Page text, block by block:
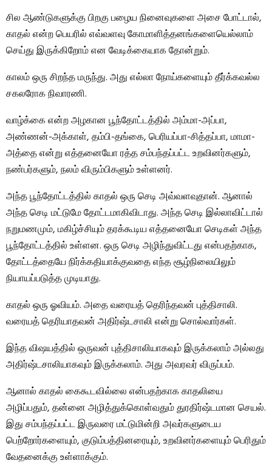
சில ஆண்டுகளுக்கு பிறகு பழைய நினைவுகளை அசை போட்டால்,
காதல் என்ற பெயரில் எவ்வளவு கோமாளித்தனங்களையெல்லாம்
செய்து இருக்கிறோம் என வேடிக்கையாக தோன்றும்.
காலம் ஒரு சிறந்த மருந்து. அது எல்லா நோய்களையும் தீர்க்கவல்ல
சகலரோக நிவாரணி.
வாழ்க்கை என்ற அழகான பூந்தோட்டத்தில் அம்மா-அப்பா,
அண்ணன்-அக்காள், தம்பி-தங்கை, பெரியப்பா-சித்தப்பா, மாமா-
அத்தை என்று எத்தனையோ ரத்த சம்பந்தப்பட்ட உறவினர்களும்,
நண்பர்களும், நலம் விரும்பிகளும் உள்ளனர்.
அந்த பூந்தோட்டத்தில் காதல் ஒரு செடி அவ்வளவுதான். ஆனால்
அந்த செடி மட்டுமே தோட்டமாகிவிடாது. அந்த செடி இல்லாவிட்டால்
நறுமணமும், மகிழ்ச்சியும் தரக்கூடிய எத்தனையோ செடிகள் அந்த
பூந்தோட்டத்தில் உள்ளன. ஒரு செடி அழிந்துவிட்டது என்பதற்காக,
தோட்டத்தையே நிர்க்கதியாக்குவதை எந்த சூழ்நிலையிலும்
நியாயப்படுத்த முடியாது.
காதல் ஒரு ஓவியம். அதை வரையத் தெரிந்தவன் புத்திசாலி.
வரையத் தெரியாதவன் அதிர்ஷ்டசாலி என்று சொல்வார்கள்.
இந்த விஷயத்தில் ஒருவன் புத்திசாலியாகவும் இருக்கலாம் அல்லது
அதிர்ஷ்டசாலியாகவும் இருக்கலாம். அது அவரவர் விருப்பம்.
ஆனால் காதல் கைகூடவில்லை என்பதற்காக காதலியை
அழிப்பதும், தன்னை அழித்துக்கொள்வதும் துரதிர்ஷ்டமான செயல்.
இது சம்பந்தப்பட்ட இருவரை மட்டுமின்றி அவர்களுடைய
பெற்றோர்களையும், குடும்பத்தினரையும், உறவினர்களையும் பெரிதும்
வேதனைக்கு உள்ளாக்கும்.